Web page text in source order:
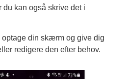
kan også skrive det i
optage din skærm og give dig
redigere den efter behov.